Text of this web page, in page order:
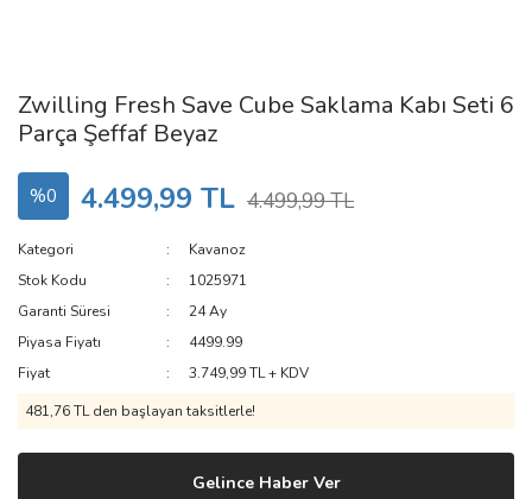
Zwilling Fresh Save Cube Saklama Kabı Seti 6
Parça Şeffaf Beyaz
%0 4.499,99 TL 4.499,99 TL
Kategori
Kavanoz
Stok Kodu
1025971
Garanti Süresi
24 Ay
Piyasa Fiyatı
4499.99
Fiyat
3.749,99 TL + KDV
481,76 TL den başlayan taksitlerle!
Gelince Haber Ver